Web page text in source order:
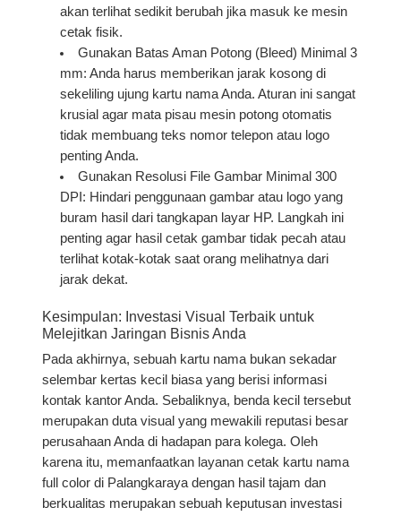
akan terlihat sedikit berubah jika masuk ke mesin
cetak fisik.
Gunakan Batas Aman Potong (Bleed) Minimal 3
mm: Anda harus memberikan jarak kosong di
sekeliling ujung kartu nama Anda. Aturan ini sangat
krusial agar mata pisau mesin potong otomatis
tidak membuang teks nomor telepon atau logo
penting Anda.
Gunakan Resolusi File Gambar Minimal 300
DPI: Hindari penggunaan gambar atau logo yang
buram hasil dari tangkapan layar HP. Langkah ini
penting agar hasil cetak gambar tidak pecah atau
terlihat kotak-kotak saat orang melihatnya dari
jarak dekat.
Kesimpulan: Investasi Visual Terbaik untuk
Melejitkan Jaringan Bisnis Anda
Pada akhirnya, sebuah kartu nama bukan sekadar
selembar kertas kecil biasa yang berisi informasi
kontak kantor Anda. Sebaliknya, benda kecil tersebut
merupakan duta visual yang mewakili reputasi besar
perusahaan Anda di hadapan para kolega. Oleh
karena itu, memanfaatkan layanancetak kartu nama
full color di Palangkaraya dengan hasil tajam dan
berkualitas merupakan sebuah keputusan investasi